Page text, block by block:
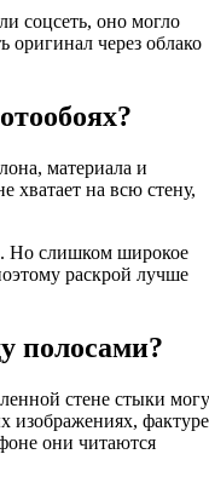
соцсеть, оно могло
оригинал через облако
материала и
хватает на всю стену,
Но слишком широкое
раскрой лучше
полосами?
стене стыки
изображениях,
они читаются